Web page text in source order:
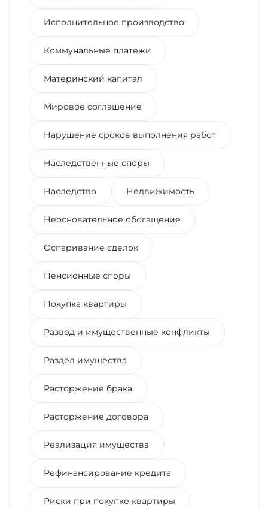
Исполнительное производство
Коммунальные платежи
Материнский капитал
Мировое соглашение
Нарушение сроков выполнения работ
Наследственные споры
Наследство Недвижимость
Неосновательное обогащение
Оспаривание сделок
Пенсионные споры
Покупка квартиры
Развод и имущественные конфликты
Раздел имущества
Расторжение брака
Расторжение договора
Реализация имущества
Рефинансирование кредита
Риски при покупке квартиры